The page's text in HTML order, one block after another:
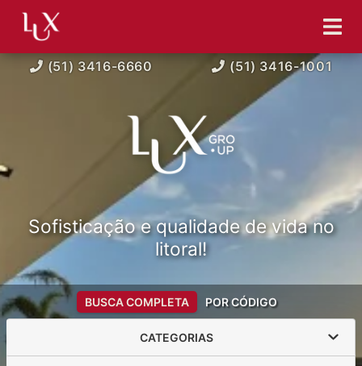
(51) 3416-6660 (51) 3416-1001
Sofisticação e qualidade de vida no
litoral!
BUSCA COMPLETA POR CÓDIGO
CATEGORIAS